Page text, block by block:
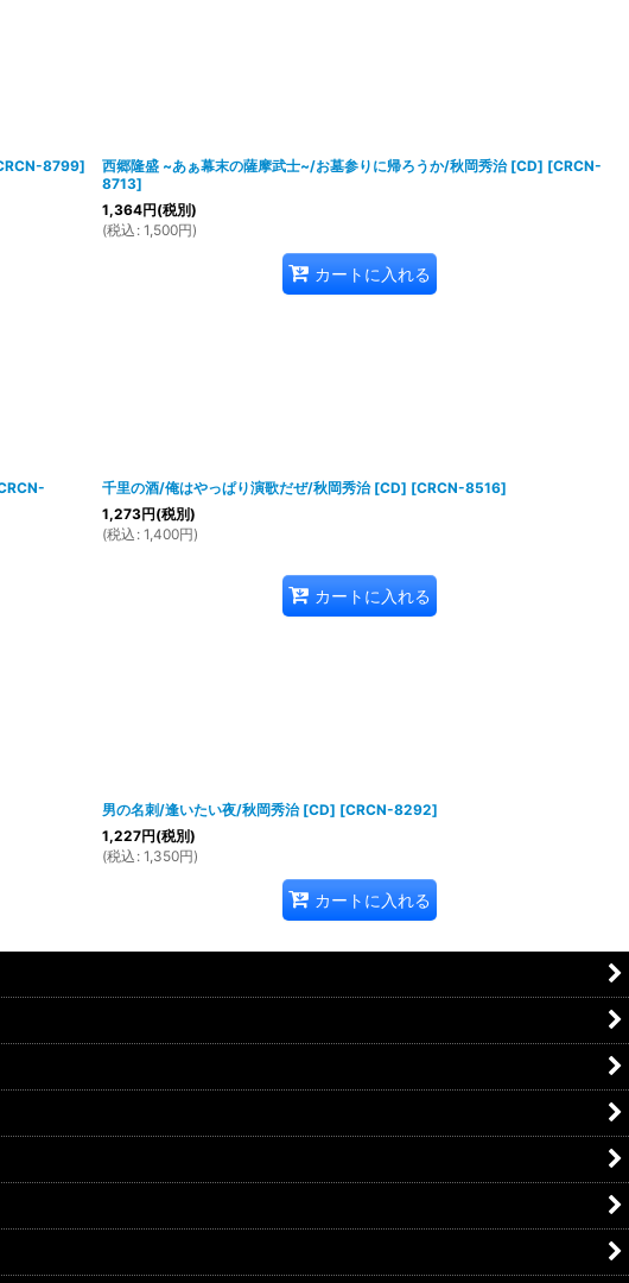
8799]
西郷隆盛 ~あぁ幕末の薩摩武士~/お墓参りに帰ろうか/秋岡秀治 [CD] [CRCN-
8713]
1,364円(税別)
(税込 : 1,500円)
カートに入れる
千里の酒/俺はやっぱり演歌だぜ/秋岡秀治 [CD] [CRCN-8516]
1,273円(税別)
(税込 : 1,400円)
カートに入れる
男の名刺/逢いたい夜/秋岡秀治 [CD] [CRCN-8292]
1,227円(税別)
(税込 : 1,350円)
カートに入れる